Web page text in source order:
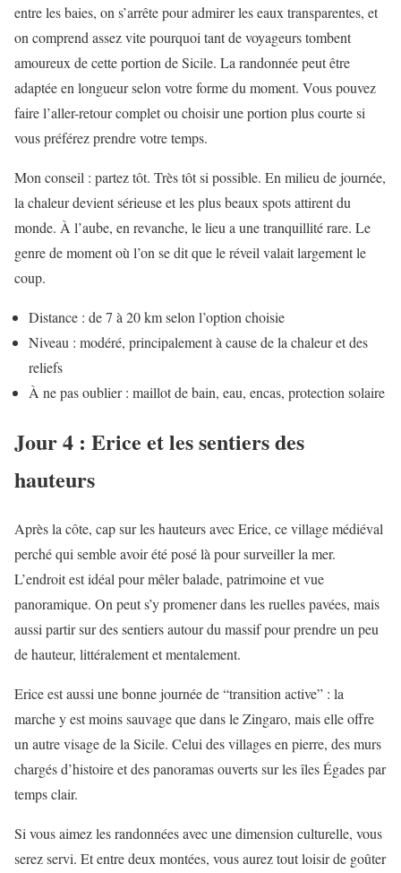
entre les baies, on s’arrête pour admirer les eaux transparentes, et
on comprend assez vite pourquoi tant de voyageurs tombent
amoureux de cette portion de Sicile. La randonnée peut être
adaptée en longueur selon votre forme du moment. Vous pouvez
faire l’aller-retour complet ou choisir une portion plus courte si
vous préférez prendre votre temps.
Mon conseil : partez tôt. Très tôt si possible. En milieu de journée,
la chaleur devient sérieuse et les plus beaux spots attirent du
monde. À l’aube, en revanche, le lieu a une tranquillité rare. Le
genre de moment où l’on se dit que le réveil valait largement le
coup.
Distance : de 7 à 20 km selon l’option choisie
Niveau : modéré, principalement à cause de la chaleur et des
reliefs
À ne pas oublier : maillot de bain, eau, encas, protection solaire
Jour 4 : Erice et les sentiers des
hauteurs
Après la côte, cap sur les hauteurs avec Erice, ce village médiéval
perché qui semble avoir été posé là pour surveiller la mer.
L’endroit est idéal pour mêler balade, patrimoine et vue
panoramique. On peut s’y promener dans les ruelles pavées, mais
aussi partir sur des sentiers autour du massif pour prendre un peu
de hauteur, littéralement et mentalement.
Erice est aussi une bonne journée de “transition active” : la
marche y est moins sauvage que dans le Zingaro, mais elle offre
un autre visage de la Sicile. Celui des villages en pierre, des murs
chargés d’histoire et des panoramas ouverts sur les îles Égades par
temps clair.
Si vous aimez les randonnées avec une dimension culturelle, vous
serez servi. Et entre deux montées, vous aurez tout loisir de goûter